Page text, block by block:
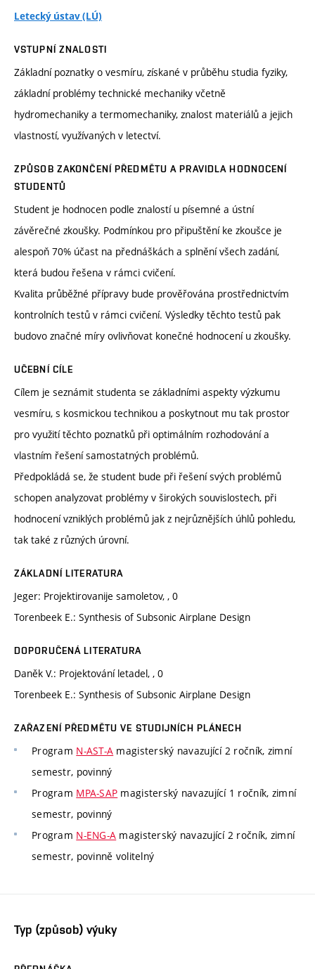
Letecký ústav (LÚ)
VSTUPNÍ ZNALOSTI
Základní poznatky o vesmíru, získané v průběhu studia fyziky,
základní problémy technické mechaniky včetně
hydromechaniky a termomechaniky, znalost materiálů a jejich
vlastností, využívaných v letectví.
ZPŮSOB ZAKONČENÍ PŘEDMĚTU A PRAVIDLA HODNOCENÍ
STUDENTŮ
Student je hodnocen podle znalostí u písemné a ústní
závěrečné zkoušky. Podmínkou pro připuštění ke zkoušce je
alespoň 70% účast na přednáškách a splnění všech zadání,
která budou řešena v rámci cvičení.
Kvalita průběžné přípravy bude prověřována prostřednictvím
kontrolních testů v rámci cvičení. Výsledky těchto testů pak
budovo značné míry ovlivňovat konečné hodnocení u zkoušky.
UČEBNÍ CÍLE
Cílem je seznámit studenta se základními aspekty výzkumu
vesmíru, s kosmickou technikou a poskytnout mu tak prostor
pro využití těchto poznatků při optimálním rozhodování a
vlastním řešení samostatných problémů.
Předpokládá se, že student bude při řešení svých problémů
schopen analyzovat problémy v širokých souvislostech, při
hodnocení vzniklých problémů jak z nejrůznějších úhlů pohledu,
tak také z různých úrovní.
ZÁKLADNÍ LITERATURA
Jeger: Projektirovanije samoletov, , 0
Torenbeek E.: Synthesis of Subsonic Airplane Design
DOPORUČENÁ LITERATURA
Daněk V.: Projektování letadel, , 0
Torenbeek E.: Synthesis of Subsonic Airplane Design
ZAŘAZENÍ PŘEDMĚTU VE STUDIJNÍCH PLÁNECH
Program N-AST-A magisterský navazující 2 ročník, zimní
semestr, povinný
Program MPA-SAP magisterský navazující 1 ročník, zimní
semestr, povinný
Program N-ENG-A magisterský navazující 2 ročník, zimní
semestr, povinně volitelný
Typ (způsob) výuky